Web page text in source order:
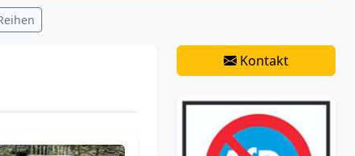
Kontakt